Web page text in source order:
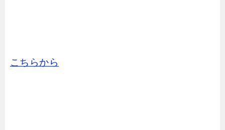
こちらから